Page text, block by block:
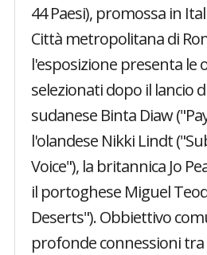
44 Paesi), promossa in
Città metropolitana di
l'esposizione presenta le
selezionati dopo il lancio
sudanese Binta Diaw
l'olandese Nikki Lindt
Voice"), la britannica Jo
il portoghese Miguel
Deserts"). Obbiettivo
profonde connessioni tra